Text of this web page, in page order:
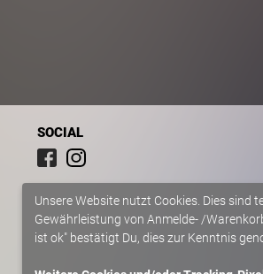
SOCIAL
Unsere Website nutzt Cookies. Dies sind
Gewährleistung von Anmelde- /
ist ok" bestätigt Du, dies zur Kenntnis